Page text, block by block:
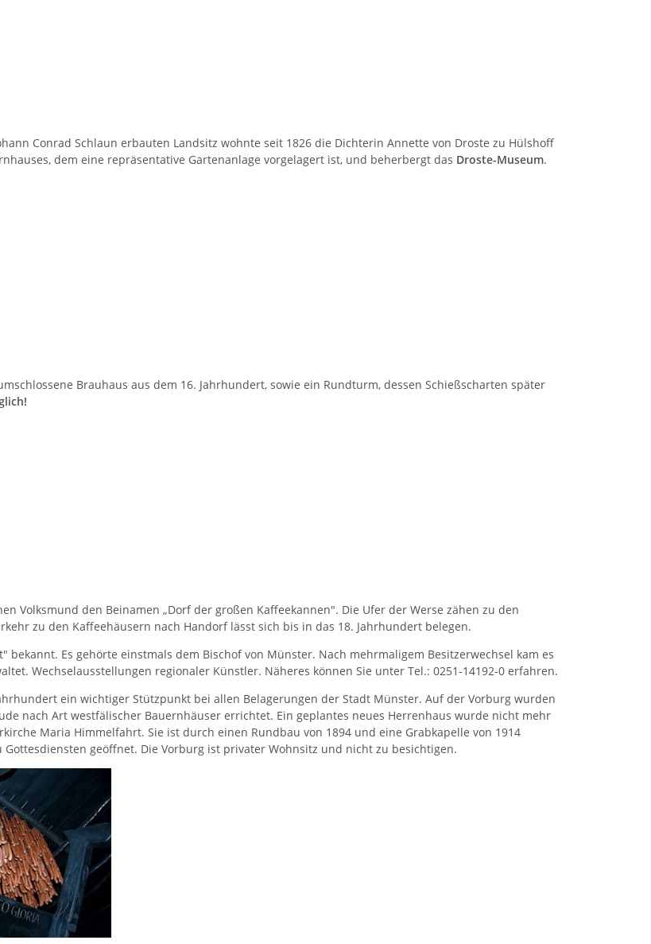
Conrad Schlaun erbauten Landsitz wohnte seit 1826 die Dichterin Annette von Droste zu Hülshoff
dem eine repräsentative Gartenanlage vorgelagert ist, und beherbergt das Droste-Museum.
Brauhaus aus dem 16. Jahrhundert, sowie ein Rundturm, dessen Schießscharten später
Volksmund den Beinamen „Dorf der großen Kaffeekannen". Die Ufer der Werse zähen zu den
zu den Kaffeehäusern nach Handorf lässt sich bis in das 18. Jahrhundert belegen.
bekannt. Es gehörte einstmals dem Bischof von Münster. Nach mehrmaligem Besitzerwechsel kam es
Wechselausstellungen regionaler Künstler. Näheres können Sie unter Tel.: 0251-14192-0 erfahren.
ein wichtiger Stützpunkt bei allen Belagerungen der Stadt Münster. Auf der Vorburg wurden
nach Art westfälischer Bauernhäuser errichtet. Ein geplantes neues Herrenhaus wurde nicht mehr
Maria Himmelfahrt. Sie ist durch einen Rundbau von 1894 und eine Grabkapelle von 1914
geöffnet. Die Vorburg ist privater Wohnsitz und nicht zu besichtigen.